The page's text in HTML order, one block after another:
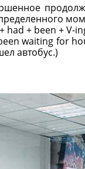
had + been + V-
waiting for
автобус.)